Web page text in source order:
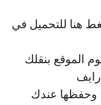
هنا للتحميل في
الموقع بنقلك
وحفظها عندك